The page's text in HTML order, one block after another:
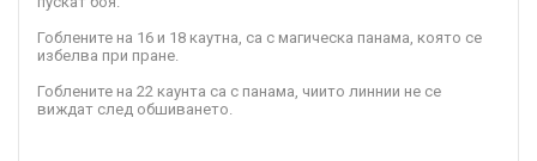
Гоблените на 16 и 18 каутна, са с магическа панама, която се
избелва при пране.
Гоблените на 22 каунта са с панама, чиито линнии не се
виждат след обшиването.